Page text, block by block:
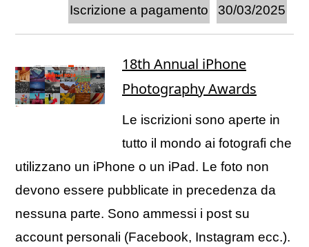
30/03/2025
Iscrizione a pagamento
18th Annual iPhone
Photography Awards
Le iscrizioni sono aperte in
tutto il mondo ai fotografi che
utilizzano un iPhone o un iPad. Le foto non
devono essere pubblicate in precedenza da
nessuna parte. Sono ammessi i post su
account personali (Facebook, Instagram ecc.).